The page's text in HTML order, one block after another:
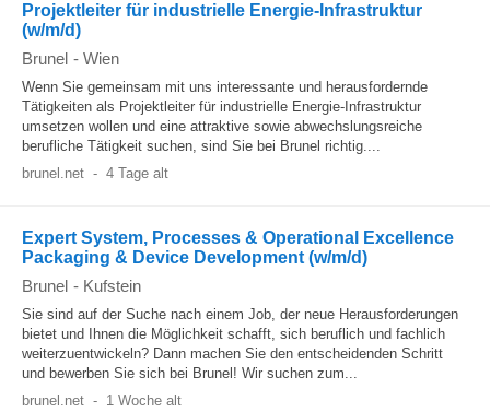
Projektleiter für industrielle Energie-Infrastruktur
(w/m/d)
Brunel - Wien
Wenn Sie gemeinsam mit uns interessante und herausfordernde
Tätigkeiten als Projektleiter für industrielle Energie-Infrastruktur
umsetzen wollen und eine attraktive sowie abwechslungsreiche
berufliche Tätigkeit suchen, sind Sie bei Brunel richtig....
brunel.net - 4 Tage alt
Expert System, Processes & Operational Excellence
Packaging & Device Development (w/m/d)
Brunel - Kufstein
Sie sind auf der Suche nach einem Job, der neue Herausforderungen
bietet und Ihnen die Möglichkeit schafft, sich beruflich und fachlich
weiterzuentwickeln? Dann machen Sie den entscheidenden Schritt
und bewerben Sie sich bei Brunel! Wir suchen zum...
brunel.net - 1 Woche alt